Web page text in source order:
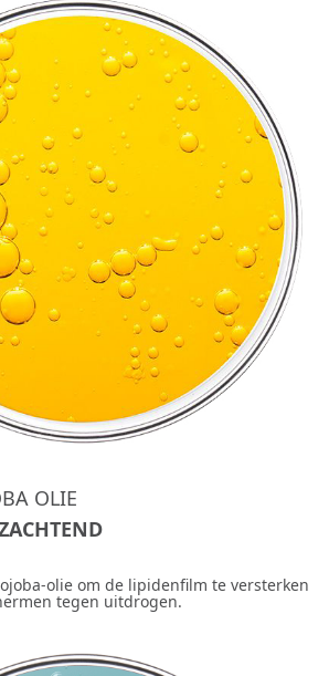
OLIE
olie om de lipidenfilm te versterken
tegen uitdrogen.